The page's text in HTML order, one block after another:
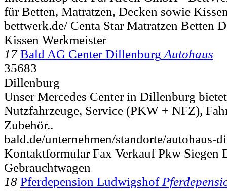
für Betten, Matratzen, Decken sowie
bettwerk.de/ Centa Star Matratzen Betten
Kissen Werkmeister
17 Bald AG Center Dillenburg Autohaus
35683
Dillenburg
Unser Mercedes Center in Dillenburg
Nutzfahrzeuge, Service (PKW + NFZ),
Zubehör..
bald.de/unternehmen/standorte/autohaus-
Kontaktformular Fax Verkauf Pkw Siegen
Gebrauchtwagen
18 Pferdepension Ludwigshof